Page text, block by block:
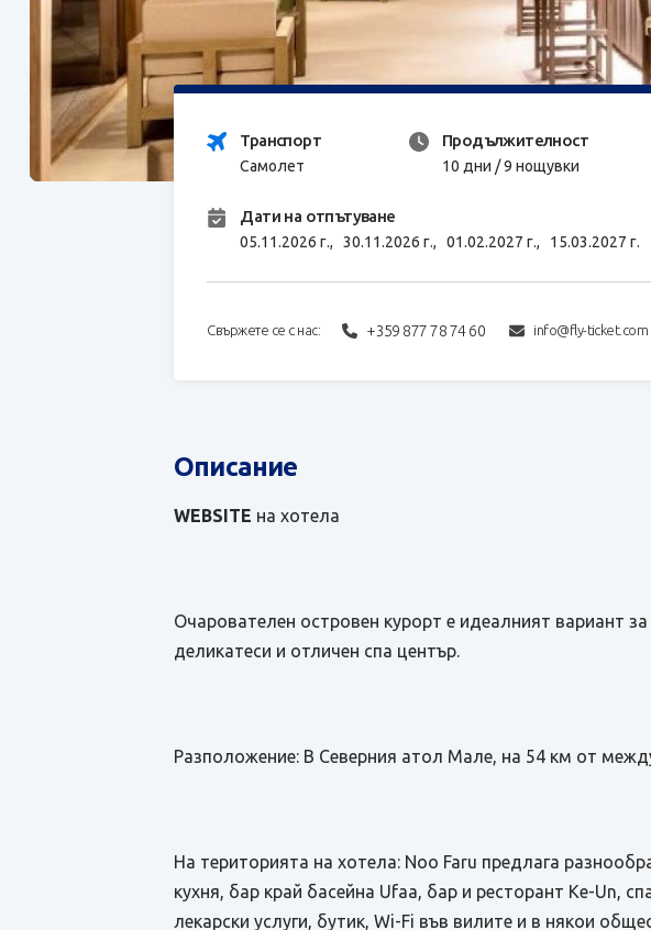
Транспорт
Самолет
Продължителност
10 дни / 9 нощувки
Дати на отпътуване
05.11.2026 г.,30.11.2026 г.,01.02.2027 г., 15.03.2027 г.
Свържете се с нас: +359 877 78 74 60 info@fly-ticket.com
Описание
WEBSITE на хотела
Очарователен островен курорт е идеалният вариант
деликатеси и отличен спа център.
Разположение: В Северния атол Мале, на 54 км от
На територията на хотела: Noo Faru предлага
кухня, бар край басейна Ufaa, бар и ресторант Ke-Un,
лекарски услуги, бутик, Wi-Fi във вилите и в някои